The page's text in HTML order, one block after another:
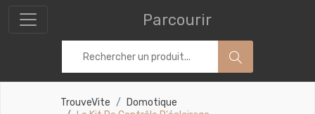
Parcourir
TrouveVite
Domotique